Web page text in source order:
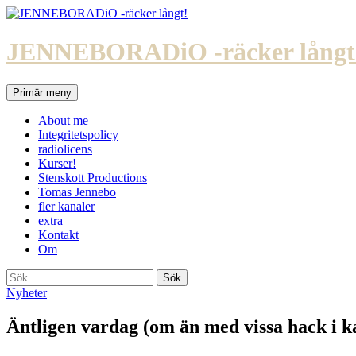
Hoppa
innehåll
JENNEBORADiO -räcker
SökPrimär meny
About me
Integritetspolicy
radiolicens
Kurser!
Stenskott Productions
Tomas Jennebo
fler kanaler
extra
Kontakt
Om
Sök
efter:
Nyheter
Äntligen vardag (om än med vissa hack i